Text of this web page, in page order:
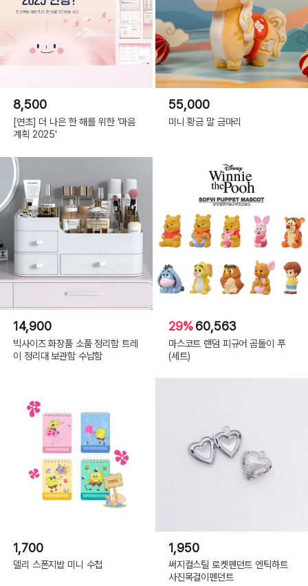
8,500
[연초] 더 나은 한 해를 위한 '마음
계획 2025'
55,000
미니 황금 말 금마리
14,900
빅사이즈 화장품 소품 정리함 트레
이 정리대 보관함 수납함
29%60,563
마스코트 랜덤 피규어 곰돌이 푸
(세트)
1,700
델리 스폰지밥 미니 수첩
1,950
써지컬스틸 로켓펜던트 엔틱하트
사진목걸이펜던트